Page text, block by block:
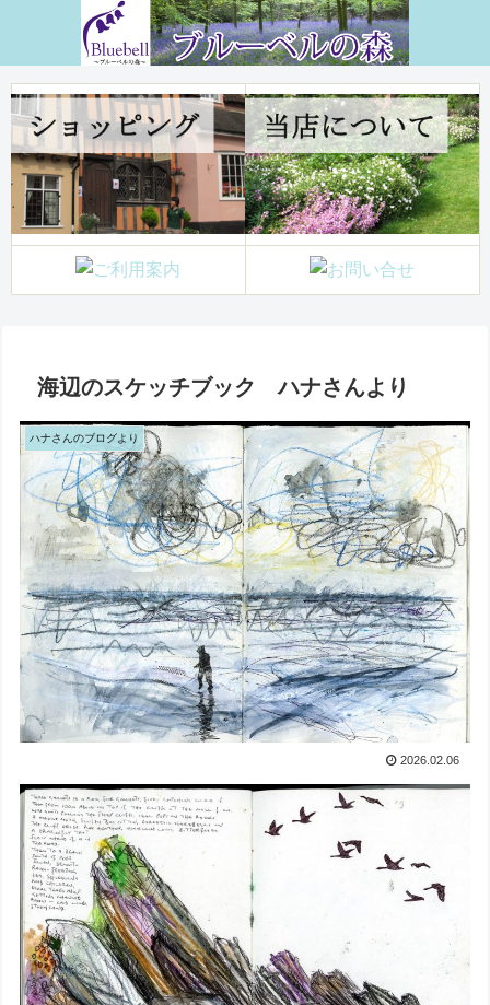
海辺のスケッチブック ハナさんより
ハナさんのブログより
2026.02.06